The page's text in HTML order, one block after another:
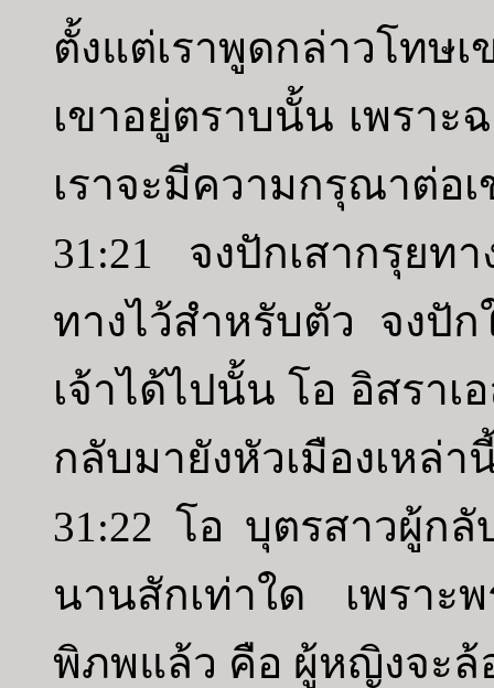
ตั้งแต่เราพูดกล่าวโทษ
เขาอยู่ตราบนั้น เพราะ
เราจะมีความกรุณาต่อ
31:21 จงปักเสากรุยท
ทางไว้สำหรับตัว จงปั
เจ้าได้ไปนั้น โอ อิสราเ
กลับมายังหัวเมืองเหล่า
31:22 โอ บุตรสาวผู้กลั
นานสักเท่าใด เพราะพ
พิภพแล้ว คือ ผู้หญิงจะล้